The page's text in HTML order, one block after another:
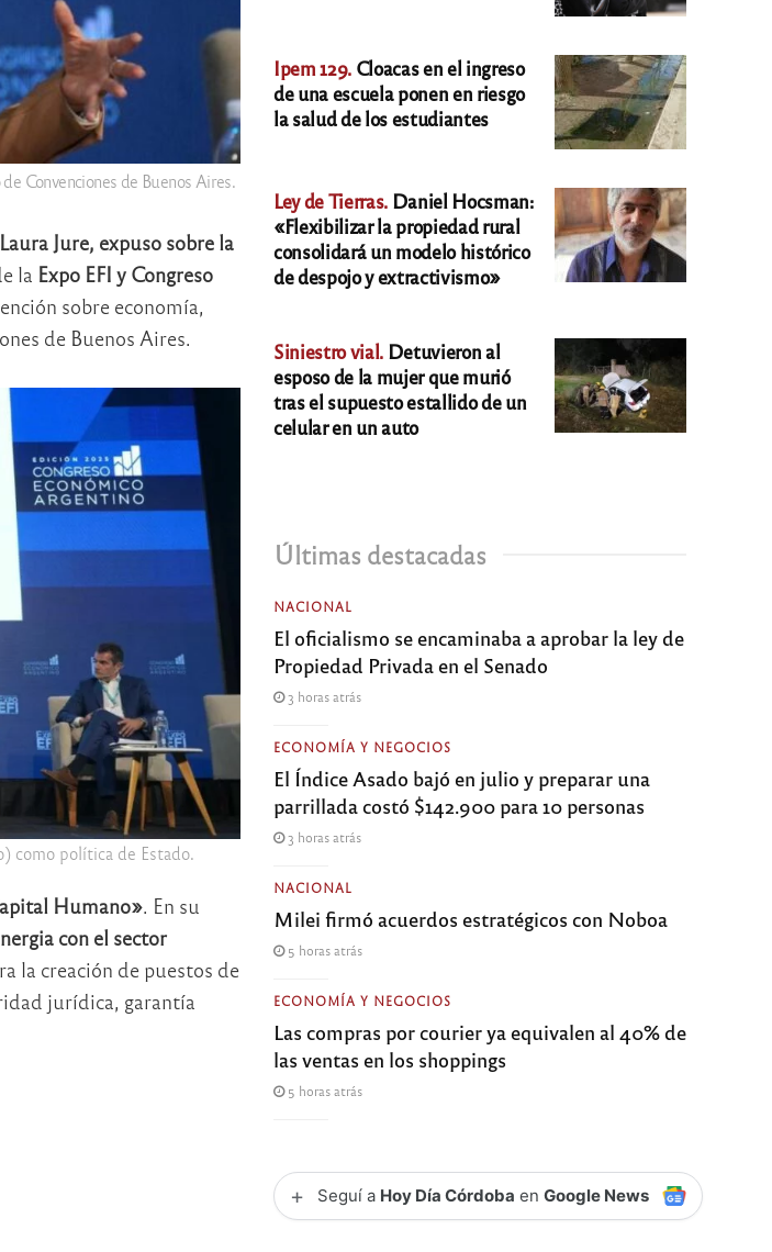
Convenciones de Buenos Aires.
Jure, expuso sobre la
la Expo EFI y Congreso
sobre economía,
de Buenos Aires.
como política de Estado.
Humano». En su
con el sector
la creación de puestos de
jurídica, garantía
Ipem 129. Cloacas en el ingreso
de una escuela ponen en riesgo
la salud de los estudiantes
Ley de Tierras. Daniel Hocsman:
«Flexibilizar la propiedad rural
consolidará un modelo histórico
de despojo y extractivismo»
Siniestro vial. Detuvieron al
esposo de la mujer que murió
tras el supuesto estallido de un
celular en un auto
Últimas destacadas
NACIONAL
El oficialismo se encaminaba a aprobar la ley de
Propiedad Privada en el Senado
3 horas atrás
ECONOMÍA Y NEGOCIOS
El Índice Asado bajó en julio y preparar una
parrillada costó $142.900 para 10 personas
3 horas atrás
NACIONAL
Milei firmó acuerdos estratégicos con Noboa
5 horas atrás
ECONOMÍA Y NEGOCIOS
Las compras por courier ya equivalen al 40% de
las ventas en los shoppings
5 horas atrás
+ Seguí a Hoy Día Córdoba enGoogle News